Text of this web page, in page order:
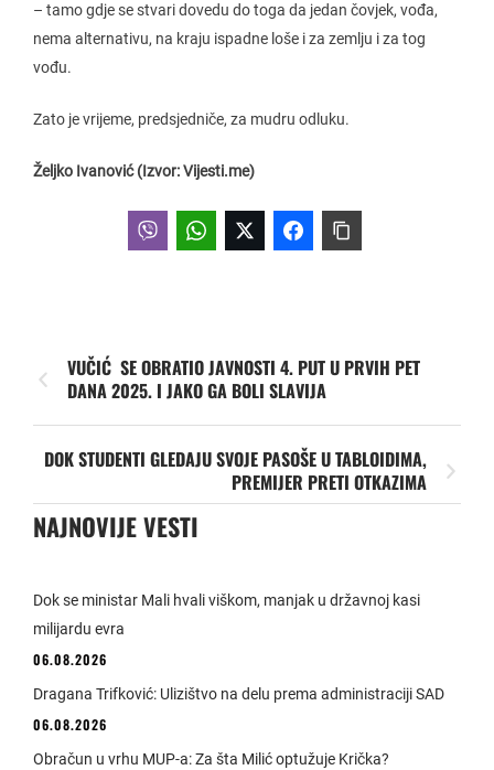
– tamo gdje se stvari dovedu do toga da jedan čovjek, vođa,
nema alternativu, na kraju ispadne loše i za zemlju i za tog
vođu.
Zato je vrijeme, predsjedniče, za mudru odluku.
Željko Ivanović (Izvor: Vijesti.me)
VUČIĆ SE OBRATIO JAVNOSTI 4. PUT U PRVIH PET
DANA 2025. I JAKO GA BOLI SLAVIJA
DOK STUDENTI GLEDAJU SVOJE PASOŠE U TABLOIDIMA,
PREMIJER PRETI OTKAZIMA
NAJNOVIJE VESTI
Dok se ministar Mali hvali viškom, manjak u državnoj kasi
milijardu evra
06.08.2026
Dragana Trifković: Ulizištvo na delu prema administraciji SAD
06.08.2026
Obračun u vrhu MUP-a: Za šta Milić optužuje Krička?